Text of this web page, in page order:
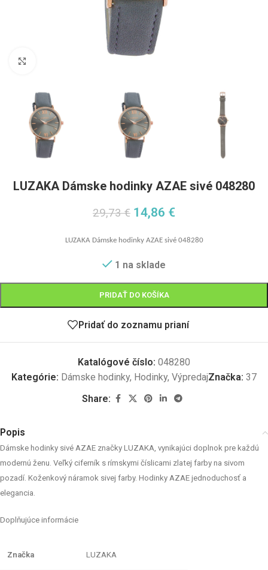
LUZAKA Dámske hodinky AZAE sivé 048280
29,73€ 14,86 €
LUZAKA Dámske hodinky AZAE sivé048280
1 na sklade
PRIDAŤ DO KOŠÍKA
Pridať do zoznamu prianí
Katalógové číslo: 048280
Kategórie: Dámske hodinky, Hodinky, VýpredajZnačka: 37
Share:
Popis
Dámske hodinky sivé AZAE značky LUZAKA, vynikajúci doplnok pre každú
modernú ženu. Veľký ciferník s rímskymi číslicami zlatej farby na sivom
pozadí. Koženkový náramok sivej farby. Hodinky AZAE jednoduchosť a
elegancia.
Doplňujúce informácie
Značka LUZAKA